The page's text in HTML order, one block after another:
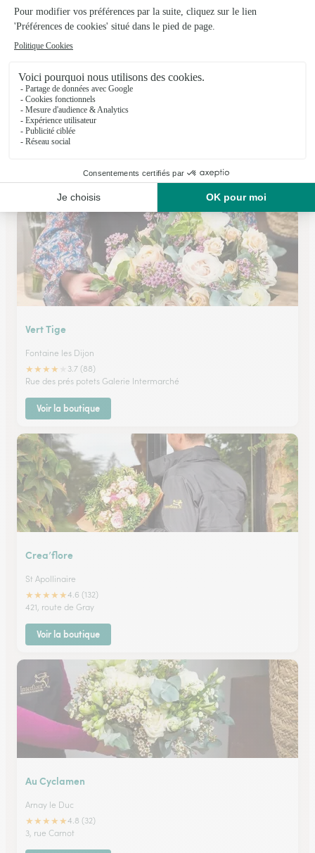
Les Fleurs de Coline
Pouilly en Auxois
★★★★★4.5 (70)
Voir la boutique
Vert Tige
Fontaine les Dijon
★★★★
3.7 (88)
Rue des prés potets Galerie Intermarché
Voir la boutique
Crea’flore
St Apollinaire
★★★★★4.6 (132)
421, route de Gray
Voir la boutique
Au Cyclamen
Arnay le Duc
★★★★★4.8 (32)
3, rue Carnot